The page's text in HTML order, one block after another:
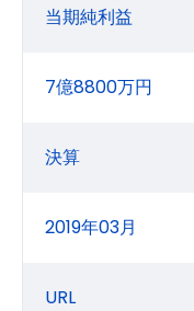
当期純利益
7億8800万円
決算
2019年03月
URL